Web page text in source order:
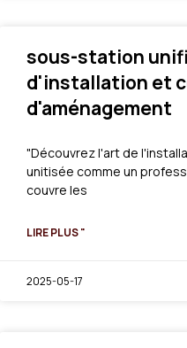
sous-station
d'installation et
d'aménagement
"Découvrez l'art de
unitisée comme un
couvre les
LIRE PLUS "
2025-05-17